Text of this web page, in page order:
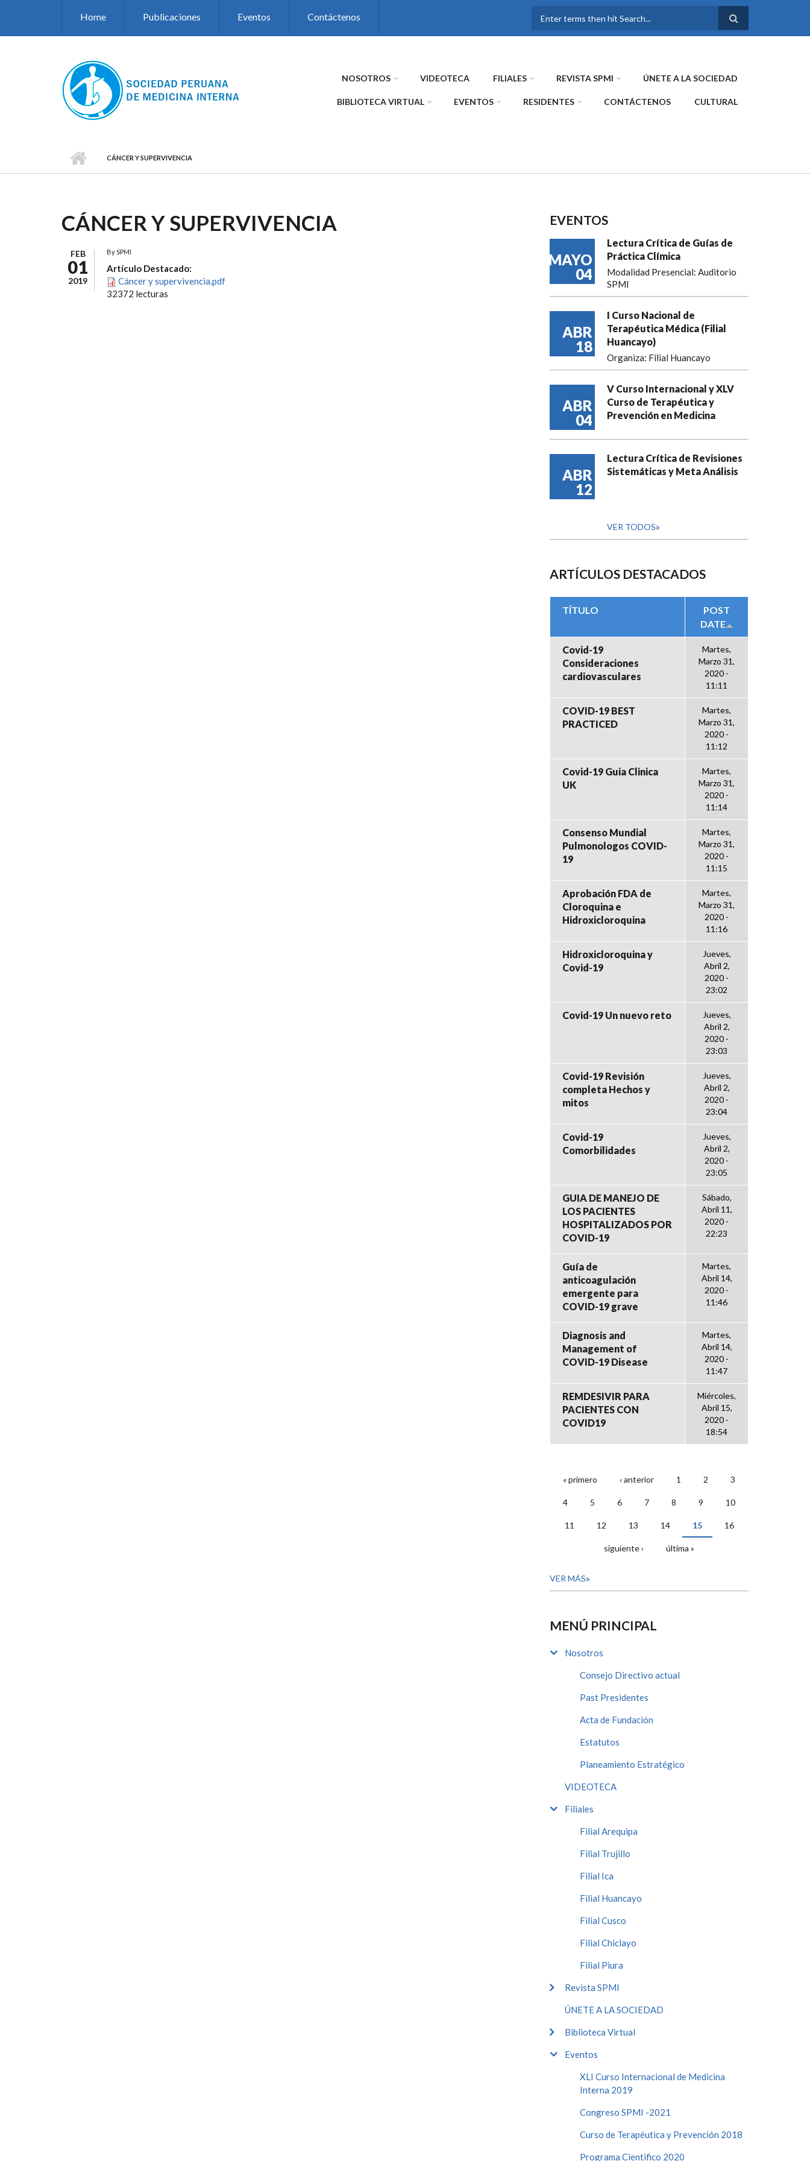
Home Publicaciones Eventos Contáctenos
FORMULARIO DE
NOSOTROS VIDEOTECA FILIALES REVISTA SPMI ÚNETE A LA SOCIEDAD
BIBLIOTECA VIRTUAL EVENTOS RESIDENTES CONTÁCTENOS CULTURAL
CÁNCER Y SUPERVIVENCIA
CÁNCER Y SUPERVIVENCIA
FEB
01
2019
BySPMI
Artículo Destacado:
Cáncer y supervivencia.pdf
32372 lecturas
EVENTOS
MAYO
04
Lectura Crítica de Guías de
Práctica Clímica
Modalidad Presencial: Auditorio
SPMI
ABR
18
I Curso Nacional de
Terapéutica Médica (Filial
Huancayo)
Organiza: Filial Huancayo
ABR
04
V Curso Internacional y XLV
Curso de Terapéutica y
Prevención en Medicina
ABR
12
Lectura Crítica de Revisiones
Sistemáticas y Meta Análisis
VER TODOS
ARTÍCULOS DESTACADOS
TÍTULO
POST
DATE
Covid-19
Consideraciones
cardiovasculares
Martes,
Marzo 31,
2020 -
11:11
COVID-19 BEST
PRACTICED
Martes,
Marzo 31,
2020 -
11:12
Covid-19 Guia Clinica
UK
Martes,
Marzo 31,
2020 -
11:14
Consenso Mundial
Pulmonologos COVID-
19
Martes,
Marzo 31,
2020 -
11:15
Aprobación FDA de
Cloroquina e
Hidroxicloroquina
Martes,
Marzo 31,
2020 -
11:16
Hidroxicloroquina y
Covid-19
Jueves,
Abril 2,
2020 -
23:02
Covid-19 Un nuevo reto
Jueves,
Abril 2,
2020 -
23:03
Covid-19 Revisión
completa Hechos y
mitos
Jueves,
Abril 2,
2020 -
23:04
Covid-19
Comorbilidades
Jueves,
Abril 2,
2020 -
23:05
GUIA DE MANEJO DE
LOS PACIENTES
HOSPITALIZADOS POR
COVID-19
Sábado,
Abril 11,
2020 -
22:23
Guía de
anticoagulación
emergente para
COVID-19 grave
Martes,
Abril 14,
2020 -
11:46
Diagnosis and
Management of
COVID-19 Disease
Martes,
Abril 14,
2020 -
11:47
REMDESIVIR PARA
PACIENTES CON
COVID19
Miércoles,
Abril 15,
2020 -
18:54
PÁGINAS
« primero ‹ anterior 1 2 3
4 5 6 7 8 9 10
11 12 13 14 15 16
siguiente › última »
VER MÁS
MENÚ PRINCIPAL
Nosotros
Consejo Directivo actual
Past Presidentes
Acta de Fundación
Estatutos
Planeamiento Estratégico
VIDEOTECA
Filiales
Filial Arequipa
Filial Trujillo
Filial Ica
Filial Huancayo
Filial Cusco
Filial Chiclayo
Filial Piura
Revista SPMI
ÚNETE A LA SOCIEDAD
Biblioteca Virtual
Eventos
XLI Curso Internacional de Medicina
Interna 2019
Congreso SPMI -2021
Curso de Terapéutica y Prevención 2018
Programa Cientifico 2020